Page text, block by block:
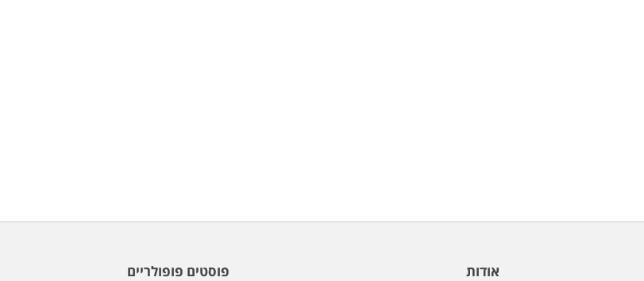
אודות פוסטים פופולריים